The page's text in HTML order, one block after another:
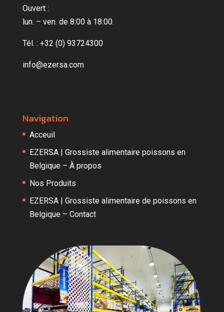
Ouvert :
lun. – ven. de 8:00 à 18:00.
Tél. : +32 (0) 93724300
info@ezersa.com
Navigation
Acceuil
EZERSA | Grossiste alimentaire poissons en
Belgique – À propos
Nos Produits
EZERSA | Grossiste alimentaire de poissons en
Belgique – Contact